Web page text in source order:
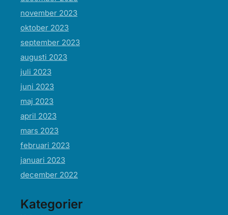
november 2023
oktober 2023
september 2023
augusti 2023
juli 2023
juni 2023
maj 2023
april 2023
mars 2023
februari 2023
januari 2023
december 2022
Kategorier